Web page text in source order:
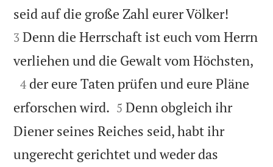
seid auf die große Zahl eurer Völker!
3 Denn die Herrschaft ist euch vom Herrn
verliehen und die Gewalt vom Höchsten,

4 der eure Taten prüfen und eure Pläne
erforschen wird. 

5 Denn obgleich ihr
Diener seines Reiches seid, habt ihr
ungerecht gerichtet und weder das